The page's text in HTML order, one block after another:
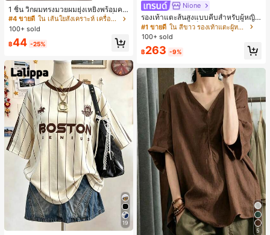
1 ชิ้น วิกผมทรงมวยผมยุ่งเหยิงพร้อมคลิ
ปหนีบผม, คลิปหนีบผมสังเคราะห์ที่ได้รั
บการอัปเกรดแฟชั่น, วิกผมเส้นใยทนคว
ามร้อนสูงที่ออกแบบมาสำหรับผู้หญิง, ใ
ช้งานง่ายโดยไม่ต้องใช้เครื่องมือ, เหมา
ะสำหรับสไตล์สบายๆ, อุปกรณ์เสริมผมที่
สมบูรณ์แบบสำหรับผู้หญิง คลิปหนีบผม
คลิปหนีบผมสบายๆ แฟชั่นผม คลิปหนีบ
ผมหรูหรา ฤดูร้อน ชายหาด วันหยุด
#4 ขายดี
ใน เส้นใยสังเคราะห์ เครื่องประดับผมผู้หญิง
100+ sold
฿44 -25%
19
Nione
รองเท้าแตะส้นสูงแบบคีบสำหรับผู้หญิง
สไตล์คลาสสิก สีบล็อก สไตล์แฟรี่ฤดูร้อ
น ส้นเข็ม รองเท้าแตะแบบคีบ รองเท้าแ
ตะชายหาดแฟชั่นสายไขว้ รองเท้าผู้ห
ญิง สำหรับออฟฟิศ บ้าน กลางแจ้ง ดีไซ
น์หัวเหลี่ยม ชิคและหรูหรา สำหรับเดทไ
นท์
#1 ขายดี
ใน สีขาว รองเท้าแตะผู้หญิง
100+ sold
฿263 -9%
5